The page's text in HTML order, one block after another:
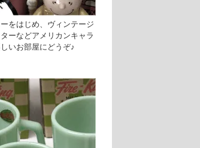
をはじめ、ヴィンテージ
ーなどアメリカンキャラ
いお部屋にどうぞ♪